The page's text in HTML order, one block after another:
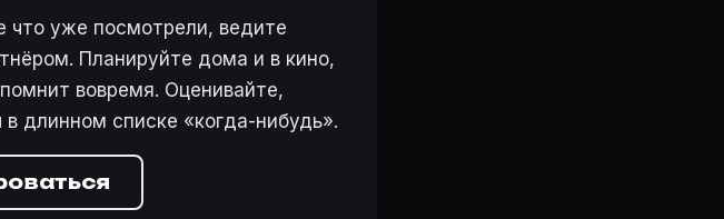
что уже посмотрели, ведите
Планируйте дома и в кино,
вовремя. Оценивайте,
длинном списке «когда-нибудь».